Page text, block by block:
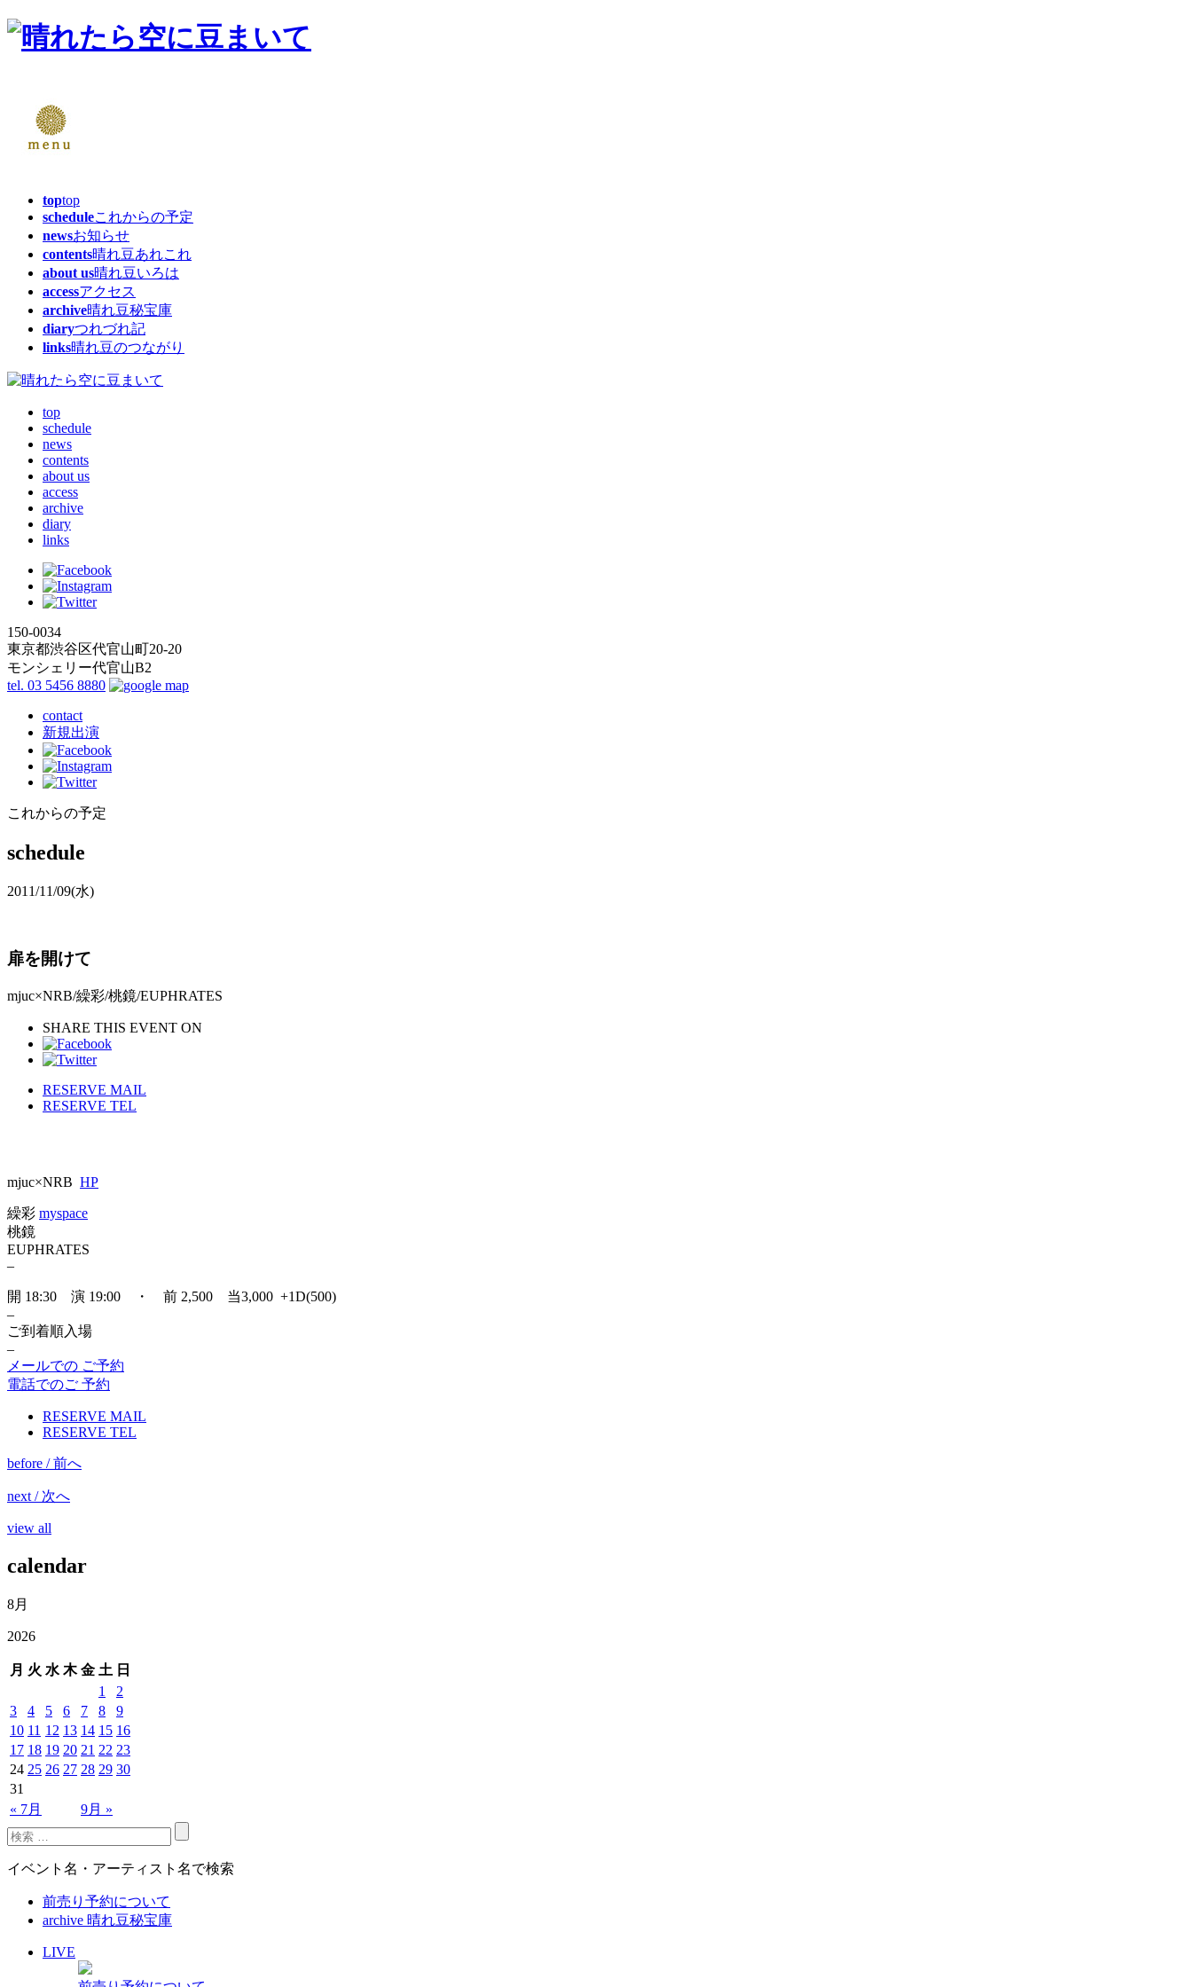
toptop
scheduleこれからの予定
newsお知らせ
contents晴れ豆あれこれ
about us晴れ豆いろは
accessアクセス
archive晴れ豆秘宝庫
diaryつれづれ記
links晴れ豆のつながり
top
schedule
news
contents
about us
access
archive
diary
links
150-0034
東京都渋谷区代官山町20-20
モンシェリー代官山B2
tel. 03 5456 8880
contact
新規出演
これからの予定
schedule
2011/11/09(水)
扉を開けて
mjuc×NRB/繰彩/桃鏡/EUPHRATES
SHARE THIS EVENT ON
RESERVE MAIL
RESERVE TEL
mjuc×NRB HP
繰彩 myspace
桃鏡
EUPHRATES
–
開 18:30 演 19:00 ・ 前 2,500 当3,000 +1D(500)
–
ご到着順入場
–
メールでの ご予約
電話でのご 予約
RESERVE MAIL
RESERVE TEL
before / 前へ
next / 次へ
view all
calendar
8月
2026
月 火 水 木 金 土 日
« 7月 9月 »
1
2
3
4 5 6 7 8
9
10 11 12 13 14 15 16
17 18 19 20 21 22 23
24 25 26 27 28 29 30
31
イベント名・アーティスト名で検索
前売り予約について
archive 晴れ豆秘宝庫
LIVE